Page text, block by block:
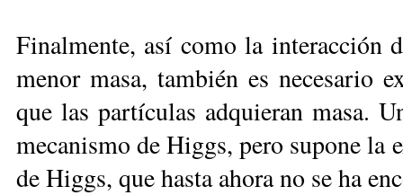
Finalmente, así como la interacción
menor masa, también es necesario
que las partículas adquieran masa.
mecanismo de Higgs, pero supone la
de Higgs, que hasta ahora no se ha